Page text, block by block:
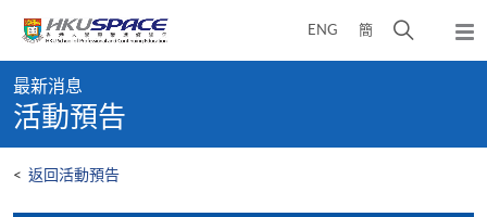
content
ENG 簡
開
彈
出
content
start
最新消息
活動預告
< 返回活動預告